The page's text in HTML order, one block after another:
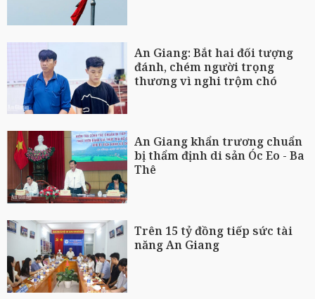
An Giang: Bắt hai đối tượng
đánh, chém người trọng
thương vì nghi trộm chó
An Giang khẩn trương chuẩn
bị thẩm định di sản Óc Eo - Ba
Thê
Trên 15 tỷ đồng tiếp sức tài
năng An Giang